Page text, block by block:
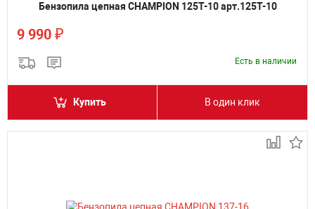
Бензопила цепная CHAMPION 125T-10 арт.125T-10
9 990 ₽
Есть в наличии
Купить В один клик